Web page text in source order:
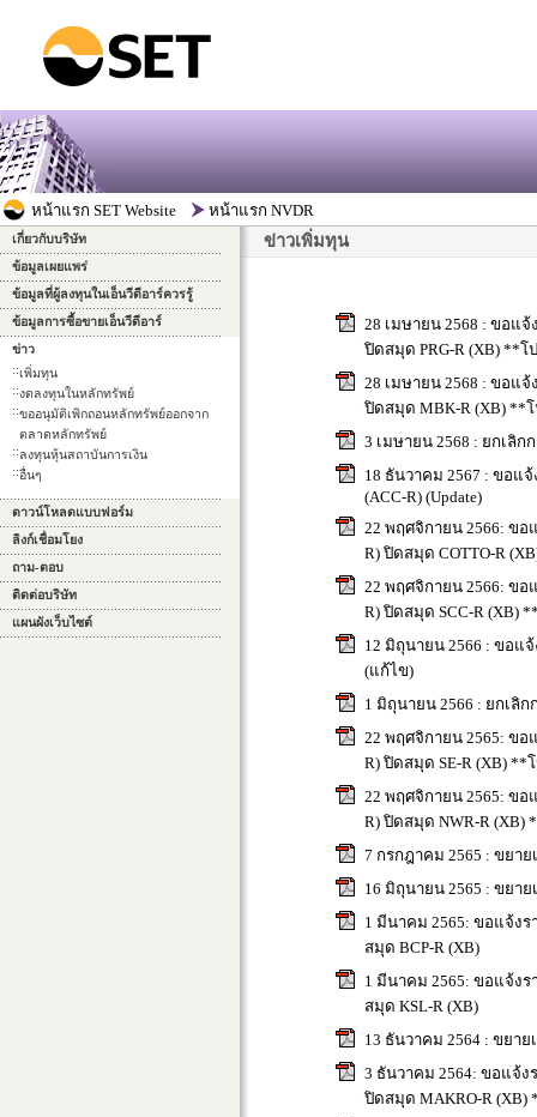
เกี่ยวกับบริษัท
ข้อมูลเผยแพร่
ข้อมูลที่ผู้ลงทุนในเอ็นวีดีอาร์ควรรู้
ข้อมูลการซื้อขายเอ็นวีดีอาร์
ข่าว
::เพิ่มทุน
::งดลงทุนในหลักทรัพย์
::ขออนุมัติเพิกถอนหลักทรัพย์ออกจาก
ตลาดหลักทรัพย์
::ลงทุนหุ้นสถาบันการเงิน
::อื่นๆ
ดาวน์โหลดแบบฟอร์ม
ลิงก์เชื่อมโยง
ถาม-ตอบ
ติดต่อบริษัท
แผนผังเว็บไซต์
ข่าวเพิ่มทุน
28 เมษายน 2568 : ขอแ
ปิดสมุด PRG-R (XB) **
28 เมษายน 2568 : ขอแ
ปิดสมุด MBK-R (XB)
3 เมษายน 2568 : ยกเลิ
18 ธันวาคม 2567 : ขอแ
(ACC-R) (Update)
22 พฤศจิกายน 2566: ขอ
R) ปิดสมุด COTTO-R
22 พฤศจิกายน 2566: ขอ
R) ปิดสมุด SCC-R (XB)
12 มิถุนายน 2566 : ขอแ
(แก้ไข)
1 มิถุนายน 2566 : ยกเลิ
22 พฤศจิกายน 2565: ขอ
R) ปิดสมุด SE-R (XB)
22 พฤศจิกายน 2565: ขอ
R) ปิดสมุด NWR-R
7 กรกฎาคม 2565 : ขยา
16 มิถุนายน 2565 : ขยา
1 มีนาคม 2565: ขอแจ้ง
สมุด BCP-R (XB)
1 มีนาคม 2565: ขอแจ้ง
สมุด KSL-R (XB)
13 ธันวาคม 2564 : ขยา
3 ธันวาคม 2564: ขอแจ้ง
ปิดสมุด MAKRO-R